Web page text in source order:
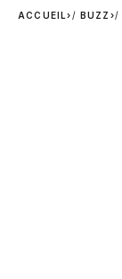
ACCUEIL› BUZZ ›